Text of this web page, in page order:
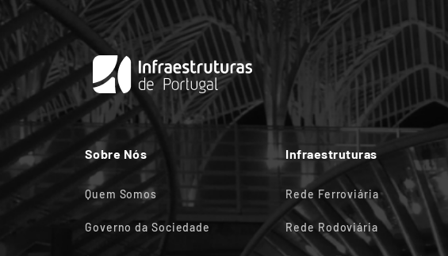
Sobre Nós
Quem Somos
Governo da Sociedade
Infraestruturas
Rede Ferroviária
Rede Rodoviária